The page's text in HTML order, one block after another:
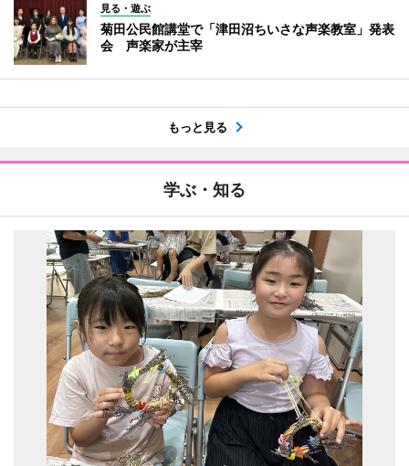
見る・遊ぶ
菊田公民館講堂で「津田沼ちいさな声楽教室」発表
会 声楽家が主宰
もっと見る
学ぶ・知る